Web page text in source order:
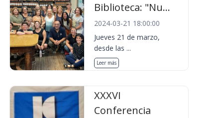
Biblioteca: "Nu...
2024-03-21 18:00:00
Jueves 21 de marzo,
desde las ...
Leer más
XXXVI
Conferencia